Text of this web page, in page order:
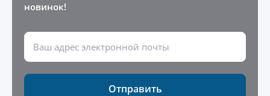
новинок!
Отправить